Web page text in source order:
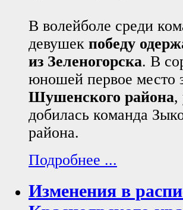
В волейболе среди
девушек победу
из Зеленогорска. В
юношей первое место
Шушенского района,
добилась команда
района.
Подробнее ...
Изменения в